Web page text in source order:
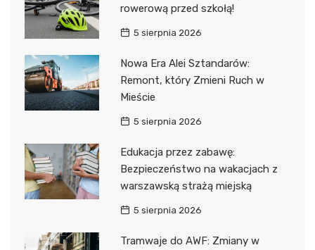
rowerową przed szkołą!
5 sierpnia 2026
Nowa Era Alei Sztandarów:
Remont, który Zmieni Ruch w
Mieście
5 sierpnia 2026
Edukacja przez zabawę:
Bezpieczeństwo na wakacjach z
warszawską strażą miejską
5 sierpnia 2026
Tramwaje do AWF: Zmiany w